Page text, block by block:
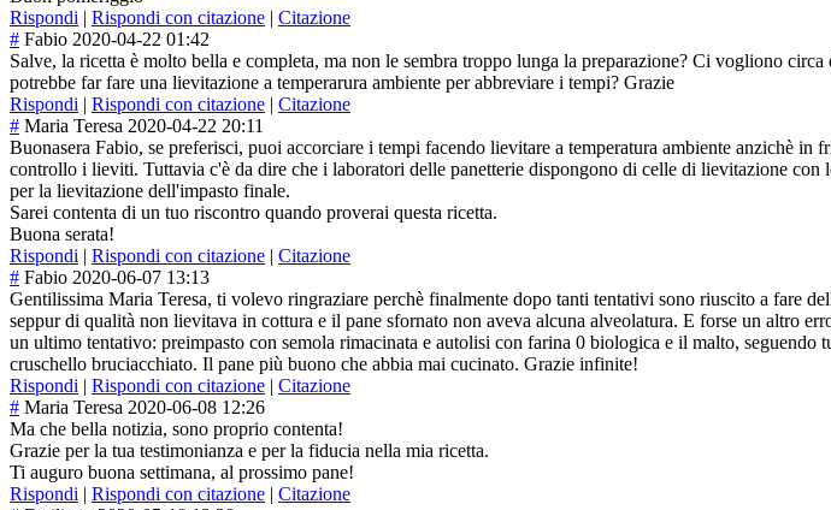
Rispondi | Rispondi con citazione | Citazione
# Fabio 2020-04-22 01:42
Salve, la ricetta è molto bella e completa, ma non le sembra troppo lunga la preparazione? Ci vogliono
potrebbe far fare una lievitazione a temperarura ambiente per abbreviare i tempi? Grazie
Rispondi | Rispondi con citazione | Citazione
# Maria Teresa 2020-04-22 20:11
Buonasera Fabio, se preferisci, puoi accorciare i tempi facendo lievitare a temperatura ambiente anzichè
controllo i lieviti. Tuttavia c'è da dire che i laboratori delle panetterie dispongono di celle di lievitazione
per la lievitazione dell'impasto finale.
Sarei contenta di un tuo riscontro quando proverai questa ricetta.
Buona serata!
Rispondi | Rispondi con citazione | Citazione
# Fabio 2020-06-07 13:13
Gentilissima Maria Teresa, ti volevo ringraziare perchè finalmente dopo tanti tentativi sono riuscito a fare
seppur di qualità non lievitava in cottura e il pane sfornato non aveva alcuna alveolatura. E forse un altro
un ultimo tentativo: preimpasto con semola rimacinata e autolisi con farina 0 biologica e il malto,
cruschello bruciacchiato. Il pane più buono che abbia mai cucinato. Grazie infinite!
Rispondi | Rispondi con citazione | Citazione
# Maria Teresa 2020-06-08 12:26
Ma che bella notizia, sono proprio contenta!
Grazie per la tua testimonianza e per la fiducia nella mia ricetta.
Ti auguro buona settimana, al prossimo pane!
Rispondi | Rispondi con citazione | Citazione